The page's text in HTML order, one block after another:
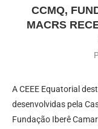
CCMQ,
MACRS
A CEEE Equatorial
desenvolvidas pela
Fundação Iberê